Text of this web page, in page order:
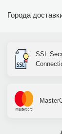
Города
SSL